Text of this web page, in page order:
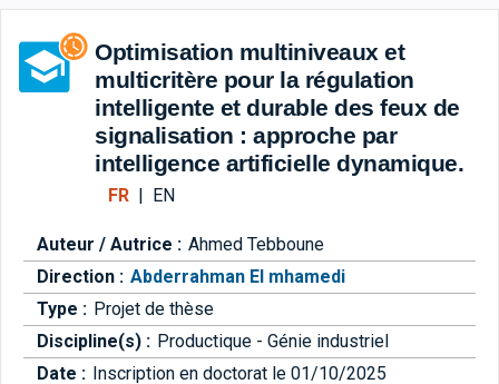
Aller directement à la barre
Optimisation multiniveaux et
multicritère pour la régulation
intelligente et durable des feux de
signalisation : approche par
intelligence artificielle dynamique.
FR EN
Auteur / Autrice : Ahmed Tebboune
Direction : Abderrahman El mhamedi
Type : Projet de thèse
Discipline(s) : Productique - Génie industriel
Date : Inscription en doctorat le 01/10/2025